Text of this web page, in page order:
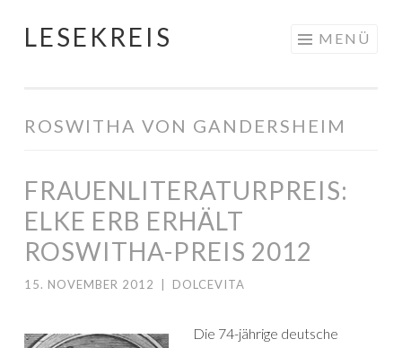
Springe
LESEKREIS MENÜ
ROSWITHA VON GANDERSHEIM
FRAUENLITERATURPREIS:
ELKE ERB ERHÄLT
ROSWITHA-PREIS 2012
15. NOVEMBER 2012 DOLCEVITA
Die 74-jährige deutsche